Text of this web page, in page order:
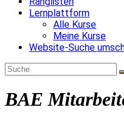
Lernplattform
Alle Kurse
Meine Kurse
Website-Suche
BAE